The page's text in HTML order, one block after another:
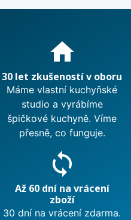
home
30 let zkušeností v oboru
Máme vlastní kuchyňské
studio a vyrábíme
špičkové kuchyně. Víme
přesně, co funguje.
sync
Až 60 dní na vrácení
zboží
30 dní na vrácení zdarma.